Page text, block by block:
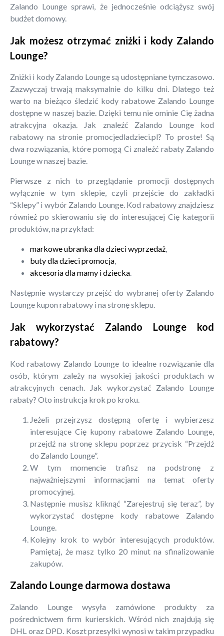
Zalando Lounge sprawi, że jednocześnie odciążysz swój
budżet domowy.
Jak możesz otrzymać zniżki i kody Zalando
Lounge?
Zniżki i kody Zalando Lounge są udostępniane tymczasowo.
Zazwyczaj trwają maksymalnie do kilku dni. Dlatego też
warto na bieżąco śledzić kody rabatowe Zalando Lounge
dostępne w naszej bazie. Dzięki temu nie ominie Cię żadna
atrakcyjna okazja. Jak znaleźć Zalando Lounge kod
rabatowy na stronie promocjedladzieci.pl? To proste! Są
dwa rozwiązania, które pomogą Ci znaleźć rabaty Zalando
Lounge w naszej bazie.
Pierwsze z nich to przeglądanie promocji dostępnych
wyłącznie w tym sklepie, czyli przejście do zakładki
“Sklepy” i wybór Zalando Lounge. Kod rabatowy znajdziesz
również po skierowaniu się do interesującej Cię kategorii
produktów, na przykład:
markowe ubranka dla dzieci wyprzedaż,
buty dla dzieci promocja,
akcesoria dla mamy i dziecka.
Następnie wystarczy przejść do wybranej oferty Zalando
Lounge kupon rabatowy i na stronę sklepu.
Jak wykorzystać Zalando Lounge kod
rabatowy?
Kod rabatowy Zalando Lounge to idealne rozwiązanie dla
osób, którym zależy na wysokiej jakości produktach w
atrakcyjnych cenach. Jak wykorzystać Zalando Lounge
rabaty? Oto instrukcja krok po kroku.
Jeżeli przejrzysz dostępną ofertę i wybierzesz
interesujące Cię kupony rabatowe Zalando Lounge,
przejdź na stronę sklepu poprzez przycisk “Przejdź
do Zalando Lounge”.
W tym momencie trafisz na podstronę z
najważniejszymi informacjami na temat oferty
promocyjnej.
Następnie musisz kliknąć “Zarejestruj się teraz”, by
wykorzystać dostępne kody rabatowe Zalando
Lounge.
Kolejny krok to wybór interesujących produktów.
Pamiętaj, że masz tylko 20 minut na sfinalizowanie
zakupów.
Zalando Lounge darmowa dostawa
Zalando Lounge wysyła zamówione produkty za
pośrednictwem firm kurierskich. Wśród nich znajdują się
DHL oraz DPD. Koszt przesyłki wynosi w takim przypadku